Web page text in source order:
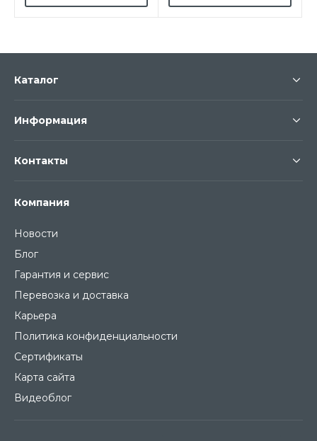
Компания
Новости
Блог
Гарантия и сервис
Перевозка и доставка
Карьера
Политика конфиденциальности
Сертификаты
Карта сайта
Видеоблог
Каталог
Информация
Контакты